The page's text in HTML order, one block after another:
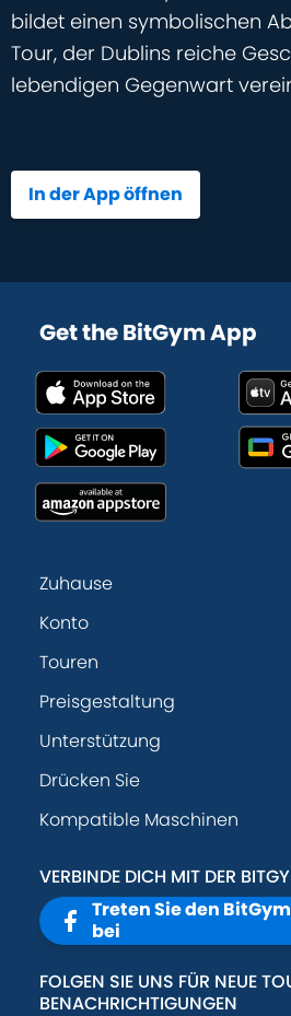
bildet einen symbolischen
Tour, der Dublins reiche
lebendigen Gegenwart
In der App öffnen
Get the BitGym App
Zuhause
Konto
Touren
Preisgestaltung
Unterstützung
Drücken Sie
Kompatible Maschinen
VERBINDE DICH MIT DER
Treten Sie den
bei
FOLGEN SIE UNS FÜR NEUE
BENACHRICHTIGUNGEN